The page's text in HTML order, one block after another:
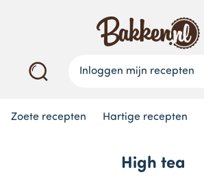
Inloggen mijn recepten
Zoete recepten Hartige recepten
High tea